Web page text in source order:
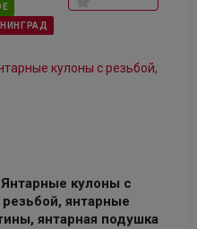
Янтарные кулоны с
резьбой, янтарные
янтарная подушка